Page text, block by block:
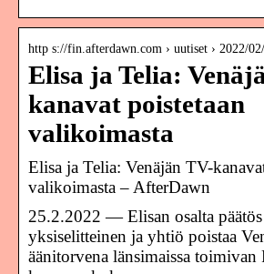
http s://fin.afterdawn.com › uutiset › 2022/
Elisa ja Telia:
kanavat poistetaan
valikoimasta
Elisa ja Telia: Venäjän TV-
valikoimasta – AfterDawn
25.2.2022 — Elisan osalta
yksiselitteinen ja yhtiö poistaa
äänitorvena länsimaissa toimivan